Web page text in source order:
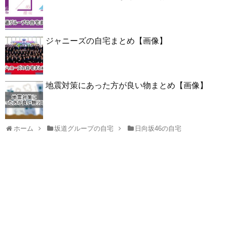
ジャニーズの自宅まとめ【画像】
地震対策にあった方が良い物まとめ【画像】
ホーム 坂道グループの自宅 日向坂46の自宅